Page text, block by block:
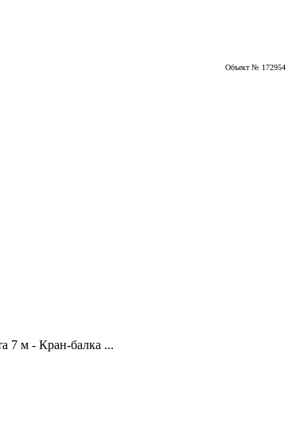
Объект № 172954
7 м - Кран-балка ...